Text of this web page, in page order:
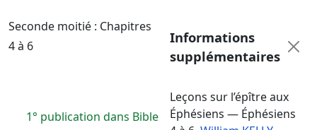
Seconde moitié : Chapitres
4 à 6
1° publication dans Bible
Informations
supplémentaires
Leçons sur l’épître aux
Éphésiens — Éphésiens